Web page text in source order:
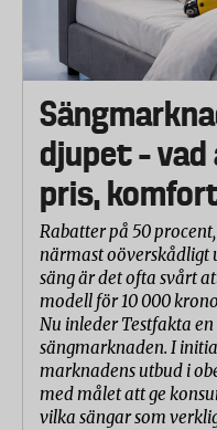
djupet –
pris,
Rabatter på 50
närmast oöverskådligt
säng är det ofta svårt
modell för 10 000
Nu inleder Testfakta
sängmarknaden. I
marknadens utbud i
med målet att ge
vilka sängar som